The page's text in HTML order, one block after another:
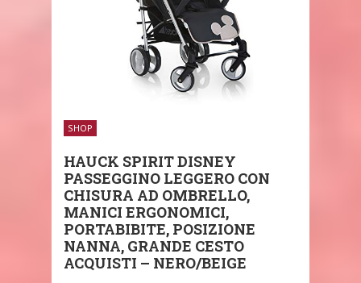
SHOP
HAUCK SPIRIT DISNEY
PASSEGGINO LEGGERO CON
CHISURA AD OMBRELLO,
MANICI ERGONOMICI,
PORTABIBITE, POSIZIONE
NANNA, GRANDE CESTO
ACQUISTI – NERO/BEIGE